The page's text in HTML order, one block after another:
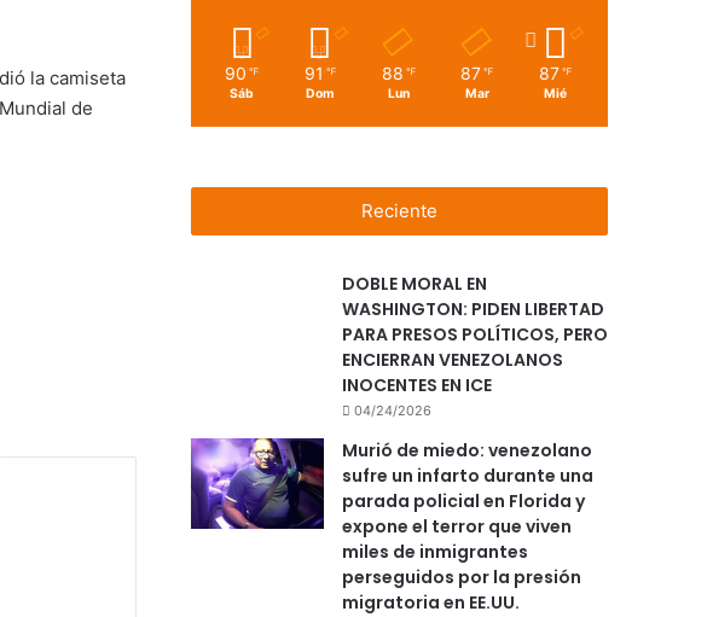
la camiseta
de
90 ℉
Sáb
91 ℉
Dom
88 ℉
Lun
87 ℉
Mar
87 ℉
Mié
Reciente
DOBLE MORAL EN
WASHINGTON: PIDEN LIBERTAD
PARA PRESOS POLÍTICOS, PERO
ENCIERRAN VENEZOLANOS
INOCENTES EN ICE
04/24/2026
Murió de miedo: venezolano
sufre un infarto durante una
parada policial en Florida y
expone el terror que viven
miles de inmigrantes
perseguidos por la presión
migratoria en EE.UU.